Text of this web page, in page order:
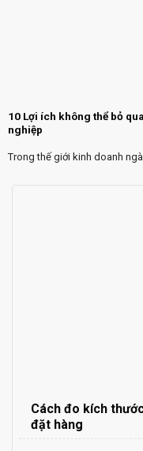
10 Lợi ích không thể bỏ
nghiệp
Trong thế giới kinh doanh
Cách đo kích
đặt hàng